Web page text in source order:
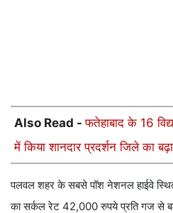
Also Read -फतेहाबाद के 16
में किया शानदार प्रदर्शन जिले का
पलवल शहर के सबसे पॉश नेशनल हाईवे
का सर्कल रेट 42,000 रुपये प्रति गज से